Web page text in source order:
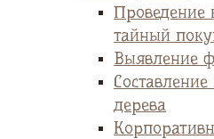
Проведение
тайный
Выявление
дерева